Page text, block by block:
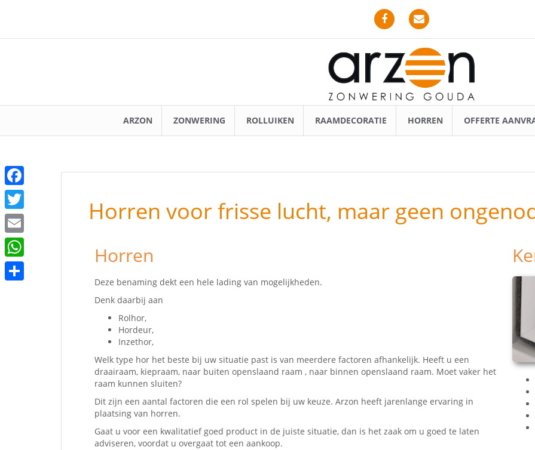
ARZON ZONWERING ROLLUIKEN RAAMDECORATIE HORREN OFFERTE
Horren voor frisse lucht, maar geen
Horren
Deze benaming dekt een hele lading van mogelijkheden.
Denk daarbij aan
Rolhor,
Hordeur,
Inzethor,
Welk type hor het beste bij uw situatie past is van meerdere factoren afhankelijk. Heeft u een
draairaam, kiepraam, naar buiten openslaand raam , naar binnen openslaand raam. Moet vaker het
raam kunnen sluiten?
Dit zijn een aantal factoren die een rol spelen bij uw keuze. Arzon heeft jarenlange ervaring in
plaatsing van horren.
Gaat u voor een kwalitatief goed product in de juiste situatie, dan is het zaak om u goed te laten
adviseren, voordat u overgaat tot een aankoop.
F
a
c
e
b
T
w
i
E
m
a
W